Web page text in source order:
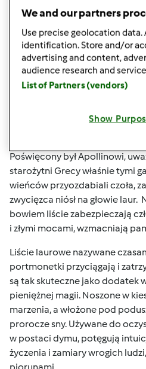
płukankę: zagotowujemy
liści i parzymy pod przykryciem
naparem umyte i spłukane
wmasowujemy i pozostawiamy
następnie spłukujemy. Zabieg
się łupieżu. Kąpiel z dodatkiem
Należy pamiętać ,że włożony
Poświęcony był Apollinowi,
starożytni Grecy właśnie tymi
wieńców przyozdabiali czoła,
zwycięzca niósł na głowie laur.
bowiem liście zabezpieczają
i złymi mocami, wzmacniają
Liście laurowe nazywane
portmonetki przyciągają i
są tak skuteczne jako dodatek
pieniężnej magii. Noszone w
marzenia, a włożone pod
prorocze sny. Używane do
w postaci dymu, potęgują
życzenia i zamiary wrogich
We and our partners
Use precise geolocation
identification. Store and/or
advertising and content,
audience research and
List of Partners (vendors)
Show